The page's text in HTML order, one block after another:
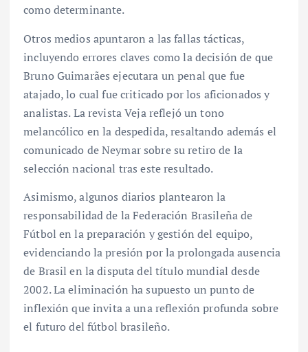
como determinante.
Otros medios apuntaron a las fallas tácticas,
incluyendo errores claves como la decisión de que
Bruno Guimarães ejecutara un penal que fue
atajado, lo cual fue criticado por los aficionados y
analistas. La revista Veja reflejó un tono
melancólico en la despedida, resaltando además el
comunicado de Neymar sobre su retiro de la
selección nacional tras este resultado.
Asimismo, algunos diarios plantearon la
responsabilidad de la Federación Brasileña de
Fútbol en la preparación y gestión del equipo,
evidenciando la presión por la prolongada ausencia
de Brasil en la disputa del título mundial desde
2002. La eliminación ha supuesto un punto de
inflexión que invita a una reflexión profunda sobre
el futuro del fútbol brasileño.